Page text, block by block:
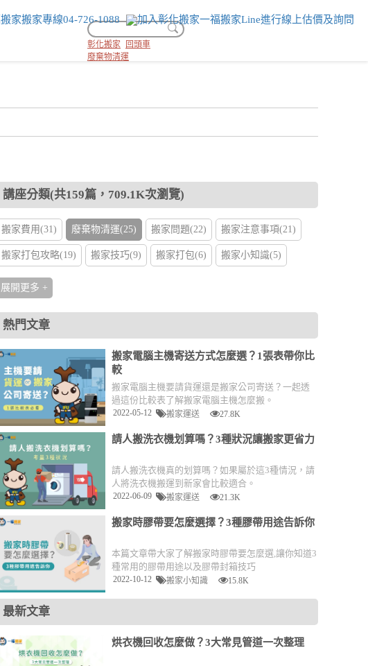
彰化搬家
回頭車
廢棄物清運
講座分類(共159篇，709.1K次瀏覽)
搬家費用(31) 廢棄物清運(25) 搬家問題(22) 搬家注意事項(21)
搬家打包攻略(19) 搬家技巧(9) 搬家打包(6) 搬家小知識(5)
搬家前置作業(5)
展開更多 +
熱門文章
搬家電腦主機寄送方式怎麼選？1張表帶你比
較
搬家電腦主機要請貨運還是搬家公司寄送？一起透
過這份比較表了解搬家電腦主機怎麼搬。
2022-05-12 搬家運送 27.8K
請人搬洗衣機划算嗎？3種狀況讓搬家更省力
請人搬洗衣機真的划算嗎？如果屬於這3種情況，請
人將洗衣機搬運到新家會比較適合。
2022-06-09 搬家運送 21.3K
搬家時膠帶要怎麼選擇？3種膠帶用途告訴你
本篇文章帶大家了解搬家時膠帶要怎麼選,讓你知道3
種常用的膠帶用途以及膠帶封箱技巧
2022-10-12 搬家小知識 15.8K
最新文章
烘衣機回收怎麼做？3大常見管道一次整理